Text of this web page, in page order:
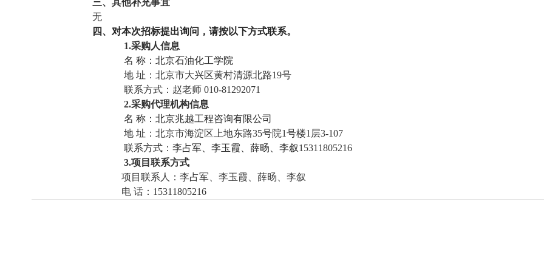
无
四、对本次招标提出询问，请按以下方式联系。
1.采购人信息
名 称：北京石油化工学院
地 址：北京市大兴区黄村清源北路19号
联系方式：赵老师 010-81292071
2.采购代理机构信息
名 称：北京兆越工程咨询有限公司
地 址：北京市海淀区上地东路35号院1号楼1层3-107
联系方式： 李占军、李玉霞、薛旸、李叙15311805216
3.项目联系方式
项目联系人：李占军、李玉霞、薛旸、李叙
电 话：15311805216